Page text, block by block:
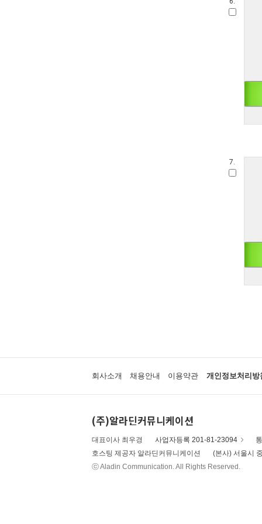
7.
회사소개 채용안내 이용약관 개인정보처리방
(주)알라딘커뮤니케이션
대표이사 최우경 사업자등록 201-81-23094
호스팅 제공자 알라딘커뮤니케이션
(본사) 서울시
ⓒ Aladin Communication. All Rights Reserved.